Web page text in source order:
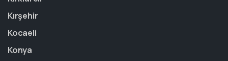
Kırşehir
Kocaeli
Konya